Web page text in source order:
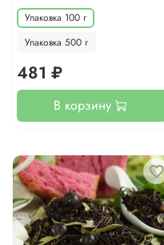
Упаковка 100 г
Упаковка 500 г
481 ₽
В корзину